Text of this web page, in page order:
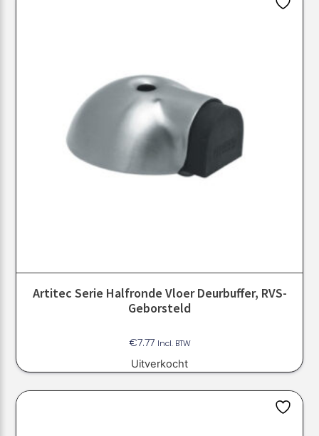
Artitec Serie Halfronde Vloer Deurbuffer, RVS-
Geborsteld
€7.77 Incl. BTW
Uitverkocht